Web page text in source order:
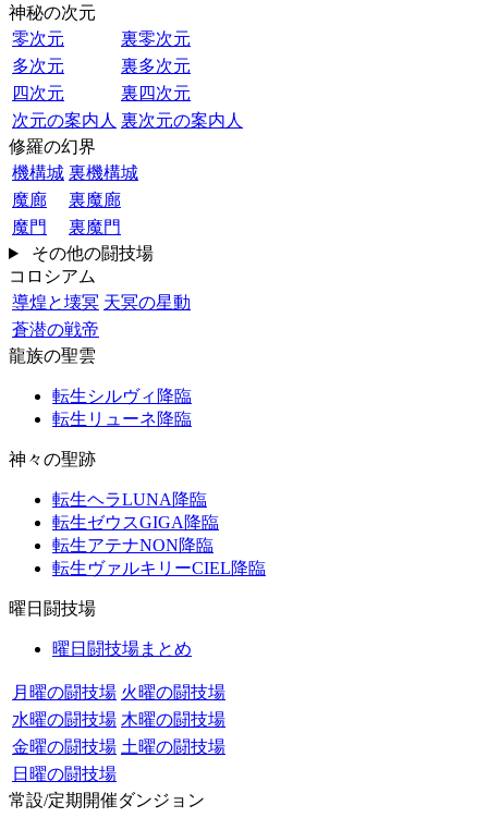
神秘の次元
零次元
裏零次元
多次元
裏多次元
四次元
裏四次元
次元の案内人 裏次元の案内人
修羅の幻界
機構城 裏機構城
魔廊
裏魔廊
魔門
裏魔門
その他の闘技場
コロシアム
導煌と壊冥 天冥の星動
蒼潜の戦帝
龍族の聖雲
転生シルヴィ降臨
転生リューネ降臨
神々の聖跡
転生ヘラLUNA降臨
転生ゼウスGIGA降臨
転生アテナNON降臨
転生ヴァルキリーCIEL降臨
曜日闘技場
曜日闘技場まとめ
月曜の闘技場 火曜の闘技場
水曜の闘技場 木曜の闘技場
金曜の闘技場 土曜の闘技場
日曜の闘技場
常設/定期開催ダンジョン